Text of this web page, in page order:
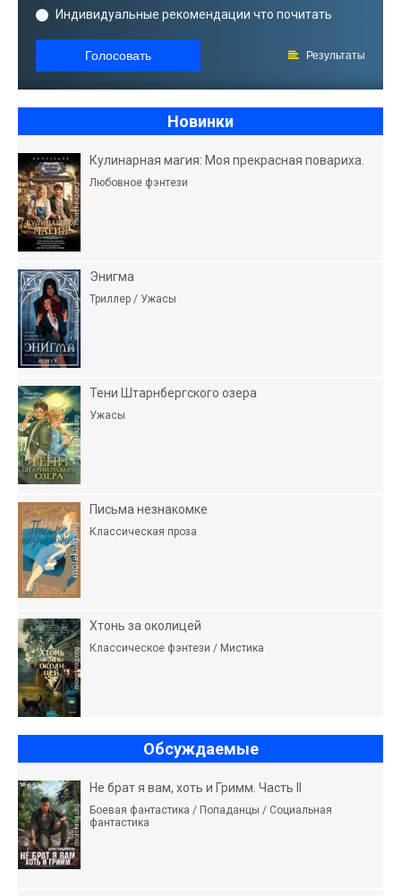
Индивидуальные рекомендации что почитать
Голосовать Результаты
Новинки
Кулинарная магия: Моя прекрасная повариха.
Любовное фэнтези
Энигма
Триллер / Ужасы
Тени Штарнбергского озера
Ужасы
Письма незнакомке
Классическая проза
Хтонь за околицей
Классическое фэнтези / Мистика
Обсуждаемые
Не брат я вам, хоть и Гримм. Часть II
Боевая фантастика / Попаданцы / Социальная
фантастика